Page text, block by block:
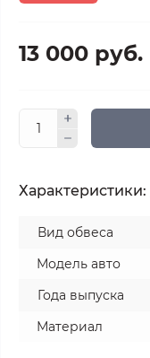
13 000 руб.
Характеристики:
Вид обвеса
Модель авто
Года выпуска
Материал